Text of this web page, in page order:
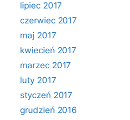
lipiec 2017
czerwiec 2017
maj 2017
kwiecień 2017
marzec 2017
luty 2017
styczeń 2017
grudzień 2016